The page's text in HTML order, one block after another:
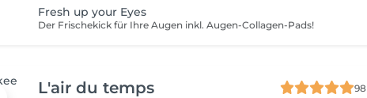
Fresh up your Eyes
Der Frischekick für Ihre Augen inkl. Augen-Collagen-Pads!
L'air du temps
98